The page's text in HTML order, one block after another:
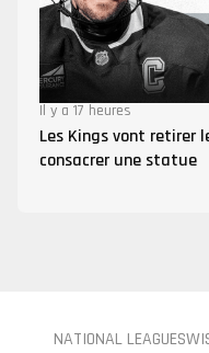
Il y a 17 heures
Les Kings vont retirer
consacrer une statue
NATIONAL LEAGUE